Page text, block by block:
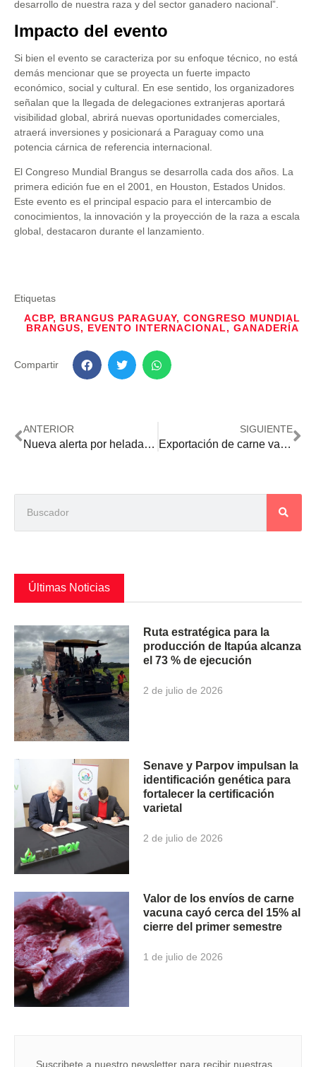
desarrollo de nuestra raza y del sector ganadero nacional”.
Impacto del evento
Si bien el evento se caracteriza por su enfoque técnico, no está
demás mencionar que se proyecta un fuerte impacto
económico, social y cultural. En ese sentido, los organizadores
señalan que la llegada de delegaciones extranjeras aportará
visibilidad global, abrirá nuevas oportunidades comerciales,
atraerá inversiones y posicionará a Paraguay como una
potencia cárnica de referencia internacional.
El Congreso Mundial Brangus se desarrolla cada dos años. La
primera edición fue en el 2001, en Houston, Estados Unidos.
Este evento es el principal espacio para el intercambio de
conocimientos, la innovación y la proyección de la raza a escala
global, destacaron durante el lanzamiento.
Etiquetas
ACBP, BRANGUS PARAGUAY, CONGRESO MUNDIAL
BRANGUS, EVENTO INTERNACIONAL, GANADERÍA
Compartir
ANTERIOR
Nueva alerta por heladas en zonas de producción agropecuaria
SIGUIENTE
Exportación de carne vacuna: el primer semestre cerró con un incremento de 38%
Últimas Noticias
Ruta estratégica para la
producción de Itapúa alcanza
el 73 % de ejecución
2 de julio de 2026
Senave y Parpov impulsan la
identificación genética para
fortalecer la certificación
varietal
2 de julio de 2026
Valor de los envíos de carne
vacuna cayó cerca del 15% al
cierre del primer semestre
1 de julio de 2026
Suscribete a nuestro newsletter para recibir nuestras